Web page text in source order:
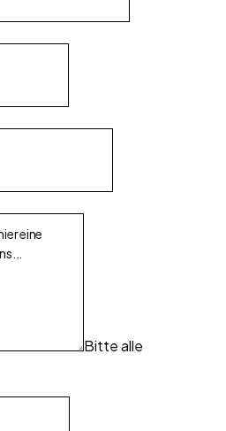
Bitte alle